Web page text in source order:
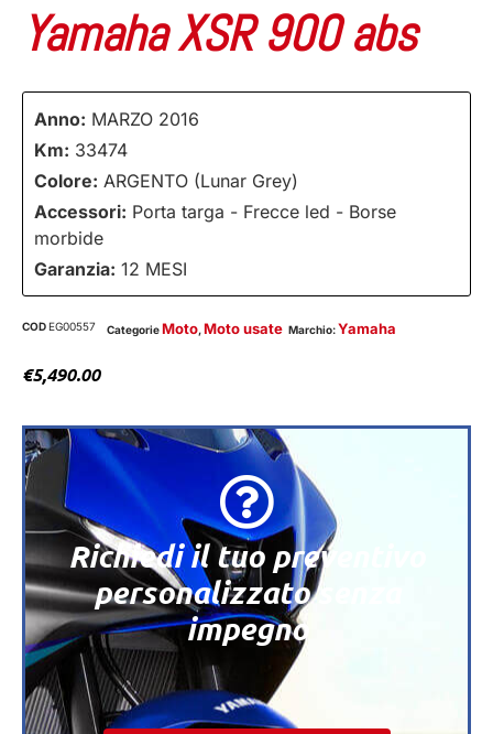
Yamaha XSR 900 abs
Anno: MARZO 2016
Km: 33474
Colore: ARGENTO (Lunar Grey)
Accessori: Porta targa - Frecce led - Borse
morbide
Garanzia: 12 MESI
CODEG00557 CategorieMoto,Moto usate Marchio:Yamaha
€5,490.00
Richiedi il tuo preventivo
personalizzato senza
impegno